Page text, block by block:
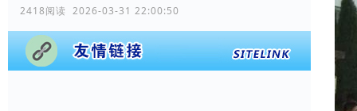
2418阅读 2026-03-31 22:00:50